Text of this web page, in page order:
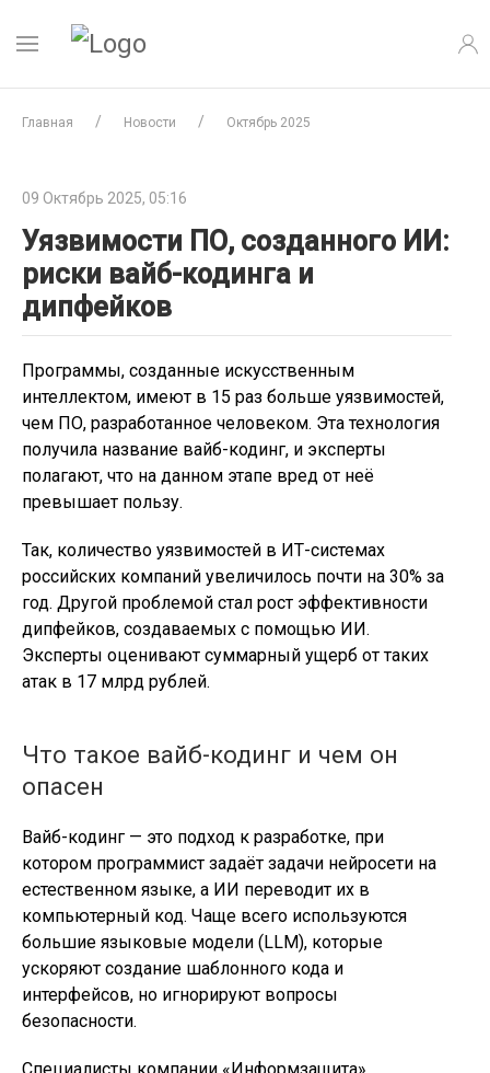
Главная Новости Октябрь 2025
09 Октябрь 2025, 05:16
Уязвимости ПО, созданного ИИ:
риски вайб-кодинга и
дипфейков
Программы, созданные искусственным
интеллектом, имеют в 15 раз больше уязвимостей,
чем ПО, разработанное человеком. Эта технология
получила название вайб-кодинг, и эксперты
полагают, что на данном этапе вред от неё
превышает пользу.
Так, количество уязвимостей в ИТ-системах
российских компаний увеличилось почти на 30% за
год. Другой проблемой стал рост эффективности
дипфейков, создаваемых с помощью ИИ.
Эксперты оценивают суммарный ущерб от таких
атак в 17 млрд рублей.
Что такое вайб-кодинг и чем он
опасен
Вайб-кодинг — это подход к разработке, при
котором программист задаёт задачи нейросети на
естественном языке, а ИИ переводит их в
компьютерный код. Чаще всего используются
большие языковые модели (LLM), которые
ускоряют создание шаблонного кода и
интерфейсов, но игнорируют вопросы
безопасности.